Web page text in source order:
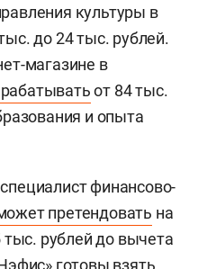
культуры в
до 24 тыс. рублей.
магазине в
от 84 тыс.
и опыта
финансово-
претендовать на
тыс. рублей до вычета
готовы взять